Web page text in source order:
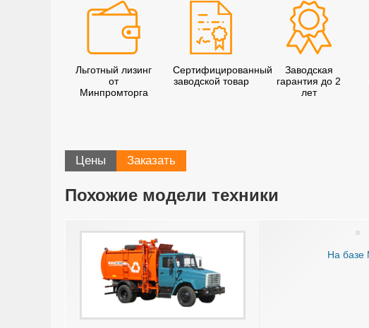
Льготный лизинг
от
Минпромторга
Сертифицированный
заводской товар
Заводская
гарантия до 2
лет
Цены Заказать
Похожие модели техники
На базе